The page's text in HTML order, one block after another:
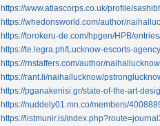
https://www.atlascorps.co.uk/profile/
https://whedonsworld.com/author/
https://torokeru-de.com/hpgen/HPB/
https://te.legra.ph/Lucknow-escorts-
https://rnstaffers.com/author/
https://rant.li/naihallucknow/
https://pganakenisi.gr/state-of-the-art-
https://nuddely01.mn.co/members/
https://listmunir.is/